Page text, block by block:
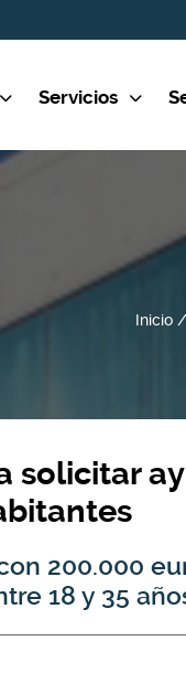
Servicios
Inicio
solicitar
200.000
18 y 35